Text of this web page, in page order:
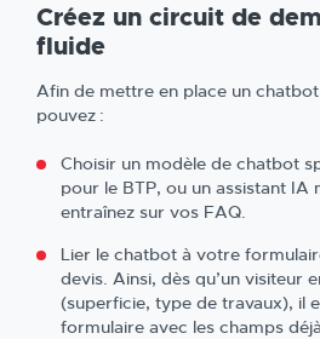
Créez un circuit de
fluide
Afin de mettre en place un
pouvez :
Choisir un modèle de chatbot
pour le BTP, ou un assistant IA
entraînez sur vos FAQ.
Lier le chatbot à votre
devis. Ainsi, dès qu’un visiteur
(superficie, type de travaux), il
formulaire avec les champs